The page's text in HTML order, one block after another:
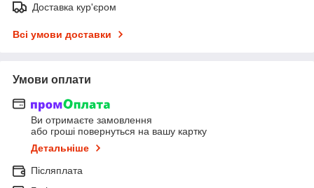
Доставка кур'єром
Всі умови доставки
Умови оплати
Ви отримаєте замовлення
або гроші повернуться на вашу картку
Детальніше
Післяплата